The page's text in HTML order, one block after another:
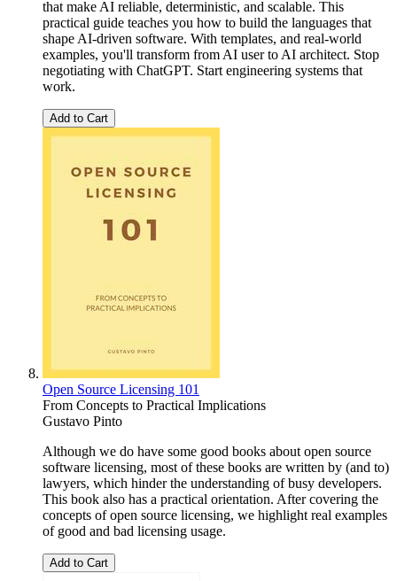
that make AI reliable, deterministic, and scalable. This
practical guide teaches you how to build the languages that
shape AI-driven software. With templates, and real-world
examples, you'll transform from AI user to AI architect. Stop
negotiating with ChatGPT. Start engineering systems that
work.
Add to Cart
Open Source Licensing 101
From Concepts to Practical Implications
Gustavo Pinto
Although we do have some good books about open source
software licensing, most of these books are written by (and to)
lawyers, which hinder the understanding of busy developers.
This book also has a practical orientation. After covering the
concepts of open source licensing, we highlight real examples
of good and bad licensing usage.
Add to Cart